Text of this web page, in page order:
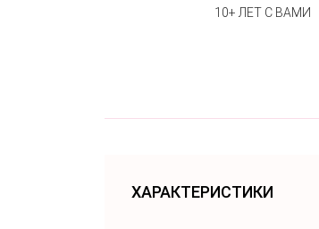
10+ ЛЕТ С ВАМИ
ХАРАКТЕРИСТИКИ